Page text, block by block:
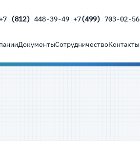
(812) 448-39-49 +7(499) 703-02-56
ДокументыСотрудничествоКонтакты